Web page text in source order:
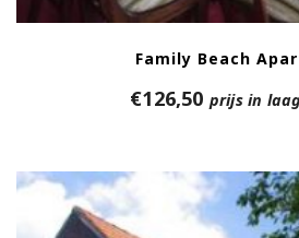
Family Beach
€126,50 prijs in